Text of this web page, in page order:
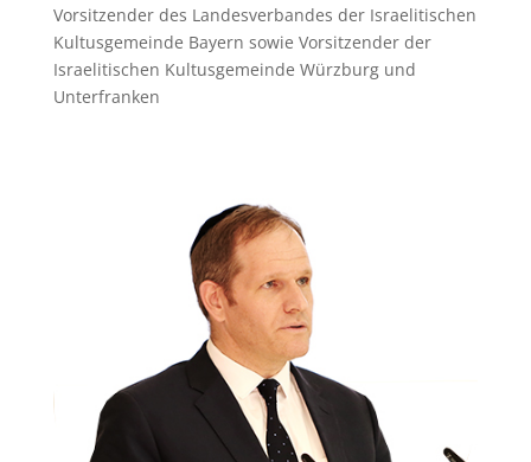
Vorsitzender des Landesverbandes der Israelitischen
Kultusgemeinde Bayern sowie Vorsitzender der
Israelitischen Kultusgemeinde Würzburg und
Unterfranken